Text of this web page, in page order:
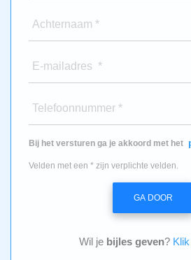
Achternaam *
E-mailadres *
Telefoonnummer *
Bij het versturen ga je akkoord met het
Velden met een * zijn verplichte velden.
GA DOOR
Wil je bijles geven?